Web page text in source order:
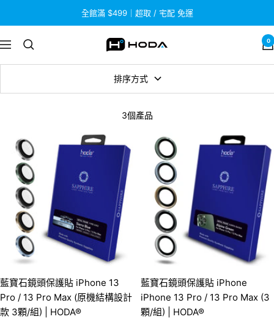
容
全館滿 $499｜超取 / 宅配 免運
導
航
HODA 0
排序方式
3個產品
藍寶石鏡頭保護貼 iPhone 13
Pro / 13 Pro Max (原機結構設計
款 3顆/組) | HODA®
藍寶石鏡頭保護貼 iPhone
iPhone 13 Pro / 13 Pro Max (3
顆/組) | HODA®